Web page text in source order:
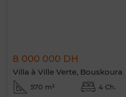
8 000 000 DH
Villa à Ville Verte, Bouskoura
570 m² 4 Ch.